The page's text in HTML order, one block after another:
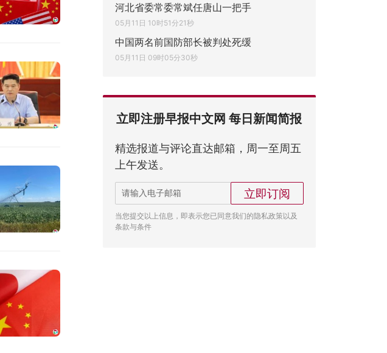
河北省委常委常斌任唐山一把手
05月11日 10时51分21秒
中国两名前国防部长被判处死缓
05月11日 09时05分30秒
立即注册早报中文网 每日新闻简报
精选报道与评论直达邮箱，周一至周五
上午发送。
立即订阅
当您提交以上信息，即表示您已同意我们的隐私政策以及
条款与条件